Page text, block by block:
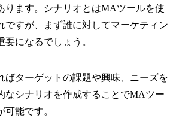
ります。シナリオとはMAツールを使
ですが、まず誰に対してマーケティン
になるでしょう。
ばターゲットの課題や興味、ニーズを
なシナリオを作成することでMAツー
能です。